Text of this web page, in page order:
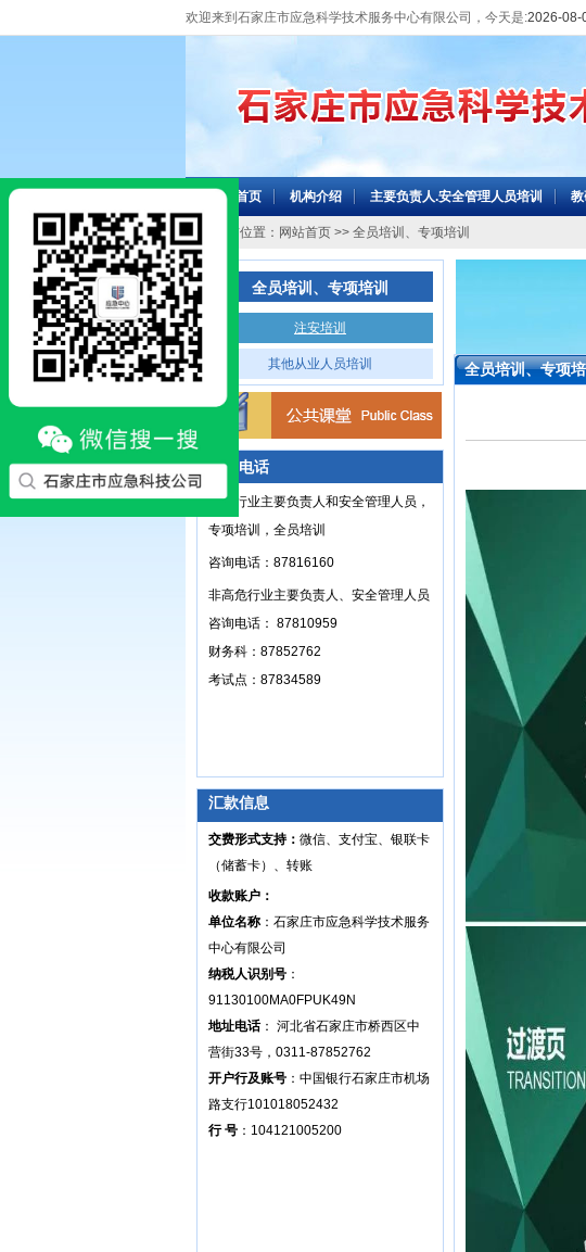
欢迎来到石家庄市应急科学技术服务中心有限公司，今天是:2026-08-
网站首页 机构介绍 主要负责人.安全管理人员培训 教
当前位置： 网站首页 >> 全员培训、专项培训
全员培训、专项培训
注安培训
其他从业人员培训
咨询电话
高危行业主要负责人和安全管理人员，
专项培训，全员培训
咨询电话：87816160
非高危行业主要负责人、安全管理人员
咨询电话： 87810959
财务科：87852762
考试点：87834589
汇款信息
交费形式支持： 微信、支付宝、银联卡
（储蓄卡）、转账
收款账户：
单位名称 ：石家庄市应急科学技术服务
中心有限公司
纳税人识别号 ：
91130100MA0FPUK49N
地址电话： 河北省石家庄市桥西区中
营街33号，0311-87852762
开户行及账号 ：中国银行石家庄市机场
路支行101018052432
行 号 ：104121005200
全员培训、专项